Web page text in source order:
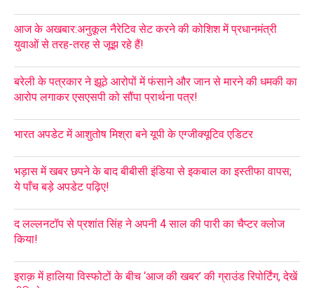
आज के अखबार:अनुकूल नैरेटिव सेट करने की कोशिश में प्रधानमंत्री
युवाओं से तरह-तरह से जूझ रहे हैं!
बरेली के पत्रकार ने झूठे आरोपों में फंसाने और जान से मारने की धमकी का
आरोप लगाकर एसएसपी को सौंपा प्रार्थना पत्र!
भारत अपडेट में आशुतोष मिश्रा बने यूपी के एग्जीक्यूटिव एडिटर
भड़ास में खबर छपने के बाद बीबीसी इंडिया से इकबाल का इस्तीफा वापस;
ये पाँच बड़े अपडेट पढ़िए!
द लल्लनटॉप से प्रशांत सिंह ने अपनी 4 साल की पारी का चैप्टर क्लोज
किया!
इराक़ में हालिया विस्फोटों के बीच ‘आज की खबर’ की ग्राउंड रिपोर्टिंग, देखें